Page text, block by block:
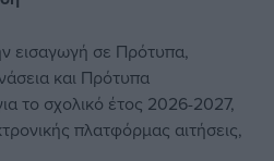
εισαγωγή σε Πρότυπα,
και Πρότυπα
το σχολικό έτος 2026-2027,
πλατφόρμας αιτήσεις,